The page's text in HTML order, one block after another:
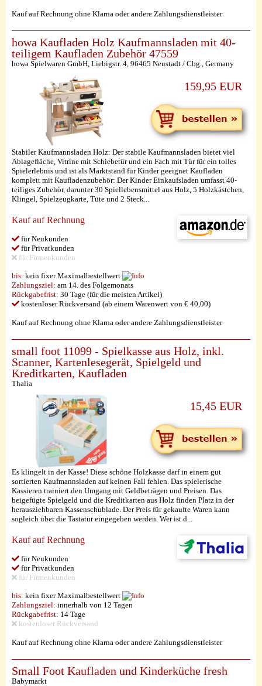
Kauf auf Rechnung ohne Klarna oder andere Zahlungsdienstleister
howa Kaufladen Holz Kaufmannsladen mit 40-
teiligem Kaufladen Zubehör 47559
howa Spielwaren GmbH, Liebigstr. 4, 96465 Neustadt / Cbg., Germany
159,95 EUR
Stabiler Kaufmannsladen Holz: Der stabile Kaufmannsladen bietet viel
Ablagefläche, Vitrine mit Schiebetür und ein Fach mit Tür für ein tolles
Spielerlebnis und ist als Marktstand für Kinder geeignet Kaufladen
komplett mit Kaufladenzubehör: Der Kinder Einkaufsladen umfasst 40-
teiliges Zubehör, darunter 30 Spiellebensmittel aus Holz, 5 Holzkästchen,
Klingel, Spielzeugkarte, Tüte und 2 Steck...
Kauf auf Rechnung
für Neukunden
für Privatkunden
für Firmenkunden
bis: kein fixer Maximalbestellwert
Zahlungsziel: am 14. des Folgemonats
Rückgabefrist: 30 Tage (für die meisten Artikel)
kostenloser Rückversand (ab einem Warenwert von € 40,00)
Kauf auf Rechnung ohne Klarna oder andere Zahlungsdienstleister
small foot 11099 - Spielkasse aus Holz, inkl.
Scanner, Kartenlesegerät, Spielgeld und
Kreditkarten, Kaufladen
Thalia
15,45 EUR
Es klingelt in der Kasse! Diese schöne Holzkasse darf in einem gut
sortierten Kaufmannsladen auf keinen Fall fehlen. Das spielerische
Kassieren trainiert den Umgang mit Geldbeträgen und Preisen. Das
beigefügte Spielgeld und die Kreditkarten aus Holz finden Platz in der
herausziehbaren Kassenschublade. Der Preis für gekaufte Waren kann
sogleich über die Tastatur eingegeben werden. Wer ist d...
Kauf auf Rechnung
für Neukunden
für Privatkunden
für Firmenkunden
bis: kein fixer Maximalbestellwert
Zahlungsziel: innerhalb von 12 Tagen
Rückgabefrist: 14 Tage
kostenloser Rückversand
Kauf auf Rechnung ohne Klarna oder andere Zahlungsdienstleister
Small Foot Kaufladen und Kinderküche fresh
Babymarkt